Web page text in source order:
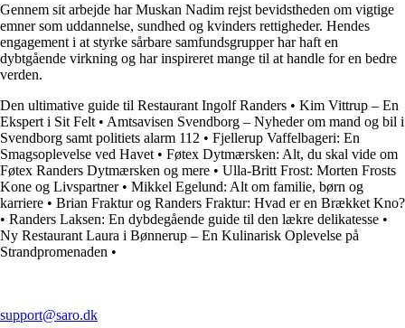
Gennem sit arbejde har Muskan Nadim rejst bevidstheden om vigtige
emner som uddannelse, sundhed og kvinders rettigheder. Hendes
engagement i at styrke sårbare samfundsgrupper har haft en
dybtgående virkning og har inspireret mange til at handle for en bedre
verden.
Den ultimative guide til Restaurant Ingolf Randers • Kim Vittrup – En
Ekspert i Sit Felt • Amtsavisen Svendborg – Nyheder om mand og bil i
Svendborg samt politiets alarm 112 • Fjellerup Vaffelbageri: En
Smagsoplevelse ved Havet • Føtex Dytmærsken: Alt, du skal vide om
Føtex Randers Dytmærsken og mere • Ulla-Britt Frost: Morten Frosts
Kone og Livspartner• Mikkel Egelund: Alt om familie, børn og
karriere • Brian Fraktur og Randers Fraktur: Hvad er en Brækket Kno?
• Randers Laksen: En dybdegående guide til den lækre delikatesse •
Ny Restaurant Laura i Bønnerup – En Kulinarisk Oplevelse på
Strandpromenaden •
support@saro.dk